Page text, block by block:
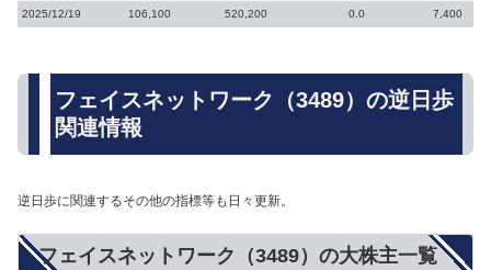
2025/12/19 106,100 520,200 0.0 7,400
フェイスネットワーク（3489）の逆日歩
関連情報
逆日歩に関連するその他の指標等も日々更新。
フェイスネットワーク（3489）の大株主一覧